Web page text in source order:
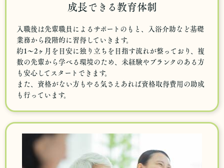
成長できる教育体制
入職後は先輩職員によるサポートのもと、入浴介助など基礎
業務から段階的に習得していきます。
約1〜2ヶ月を目安に独り立ちを目指す流れが整っており、複
数の先輩から学べる環境のため、未経験やブランクのある方
も安心してスタートできます。
また、資格がない方もやる気さえあれば資格取得費用の助成
も行っています。